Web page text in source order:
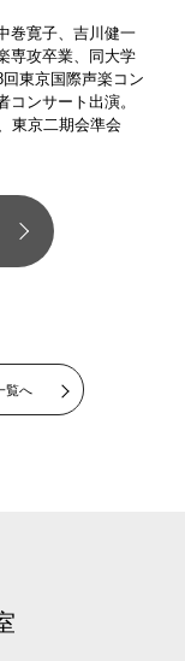
巻寛子、吉川健一
専攻卒業、同大学
東京国際声楽コン
ンサート出演。
東京二期会準会
覧へ